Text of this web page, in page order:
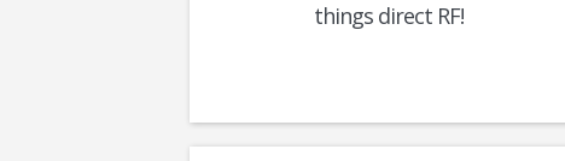
things direct RF!